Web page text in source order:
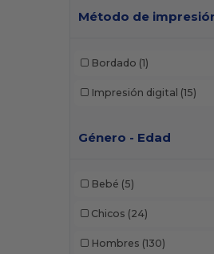
Método de
Bordado (1)
Impresión digital (15)
Género - Edad
Bebé (5)
Chicos (24)
Hombres (130)